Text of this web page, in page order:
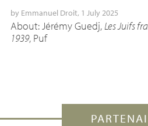
by Emmanuel Droit, 1 July 2025
About: Jérémy Guedj,Les Juifs
1939, Puf